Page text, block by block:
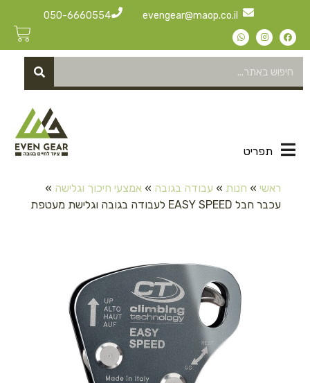
evengear@maop.co.il
050-6660554
תפריט
ראשי » חנות » עבודה בגובה » אמצעי חיכוך וגלישה »
עכבר חבל EASY SPEED לעבודה בגובה וגלישת מעטפת